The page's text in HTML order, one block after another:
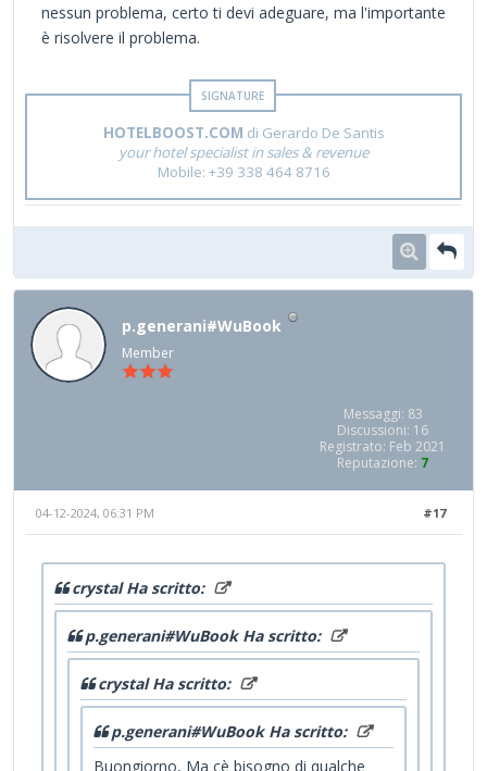
nessun problema, certo ti devi adeguare, ma l'importante
è risolvere il problema.
HOTELBOOST.COM di Gerardo De Santis
your hotel specialist in sales & revenue
Mobile: +39 338 464 8716
p.generani#WuBook
Member
Messaggi: 83
Discussioni: 16
Registrato: Feb 2021
Reputazione: 7
#17
04-12-2024, 06:31 PM
crystal Ha scritto:
p.generani#WuBook Ha scritto:
crystal Ha scritto:
p.generani#WuBook Ha scritto:
Buongiorno, Ma cè bisogno di qualche